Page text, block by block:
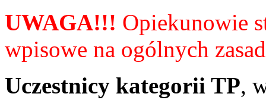
UWAGA!!! Opiekunowie
wpisowe na ogólnych
Uczestnicy kategorii TP,